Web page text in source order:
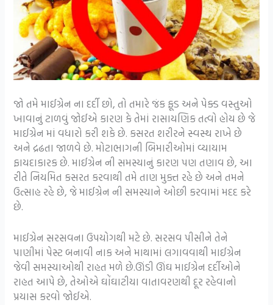
જો તમે માઈગ્રેન ના દર્દી છો, તો તમારે જંક ફૂડ અને પેક્ડ વસ્તુઓ
ખાવાનું ટાળવું જોઈએ કારણ કે તેમાં રાસાયણિક તત્વો હોય છે જે
માઈગ્રેન માં વધારો કરી શકે છે. કસરત શરીરને સ્વસ્થ રાખે છે
અને દ્રઢતા જાળવે છે. મોટાભાગની બિમારીઓમાં વ્યાયામ
ફાયદાકારક છે. માઈગ્રેન ની સમસ્યાનું કારણ પણ તણાવ છે, આ
રીતે નિયમિત કસરત કરવાથી તમે તાણ મુક્ત રહે છે અને તમને
ઉત્સાહ રહે છે, જે માઈગ્રેન ની સમસ્યાને ઓછી કરવામાં મદદ કરે
છે.
માઈગ્રેન સરસવના ઉપયોગથી મટે છે. સરસવ પીસીને તેને
પાણીમાં પેસ્ટ બનાવી નાક અને માથામાં લગાવવાથી માઈગ્રેન
જેવી સમસ્યાઓથી રાહત મળે છે.ઊંડી ઊંઘ માઈગ્રેન દર્દીઓને
રાહત આપે છે, તેઓએ ઘોંઘાટીયા વાતાવરણથી દૂર રહેવાનો
પ્રયાસ કરવો જોઈએ.